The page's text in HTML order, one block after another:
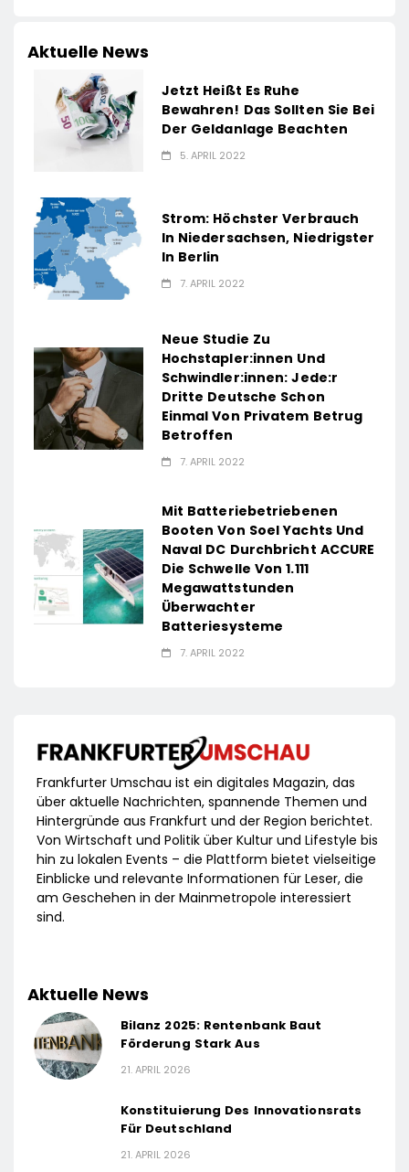
Aktuelle News
Jetzt Heißt Es Ruhe
Bewahren! Das Sollten Sie Bei
Der Geldanlage Beachten
5. APRIL 2022
Strom: Höchster Verbrauch
In Niedersachsen, Niedrigster
In Berlin
7. APRIL 2022
Neue Studie Zu
Hochstapler:innen Und
Schwindler:innen: Jede:r
Dritte Deutsche Schon
Einmal Von Privatem Betrug
Betroffen
7. APRIL 2022
Mit Batteriebetriebenen
Booten Von Soel Yachts Und
Naval DC Durchbricht ACCURE
Die Schwelle Von 1.111
Megawattstunden
Überwachter
Batteriesysteme
7. APRIL 2022
Frankfurter Umschau ist ein digitales Magazin, das
über aktuelle Nachrichten, spannende Themen und
Hintergründe aus Frankfurt und der Region berichtet.
Von Wirtschaft und Politik über Kultur und Lifestyle bis
hin zu lokalen Events – die Plattform bietet vielseitige
Einblicke und relevante Informationen für Leser, die
am Geschehen in der Mainmetropole interessiert
sind.
Aktuelle News
Bilanz 2025: Rentenbank Baut
Förderung Stark Aus
21. APRIL 2026
Konstituierung Des Innovationsrats
Für Deutschland
21. APRIL 2026